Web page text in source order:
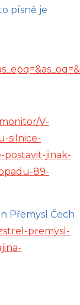
písně je
V-
silnice-
jinak-
89-
Přemysl Čech
premysl-